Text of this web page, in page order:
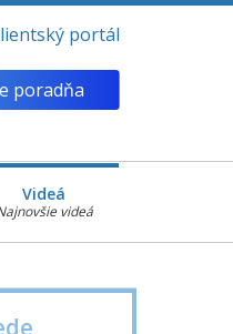
portál
poradňa
Videá
videá